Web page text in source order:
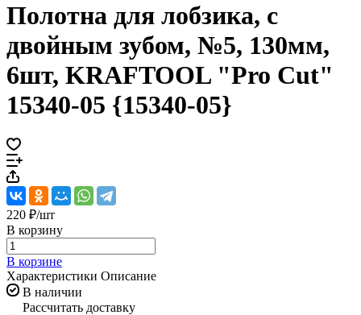
Полотна для лобзика, с
двойным зубом, №5, 130мм,
6шт, KRAFTOOL "Pro Cut"
15340-05 {15340-05}
220 ₽/шт
В корзину
В корзине
Характеристики Описание
В наличии
Рассчитать доставку